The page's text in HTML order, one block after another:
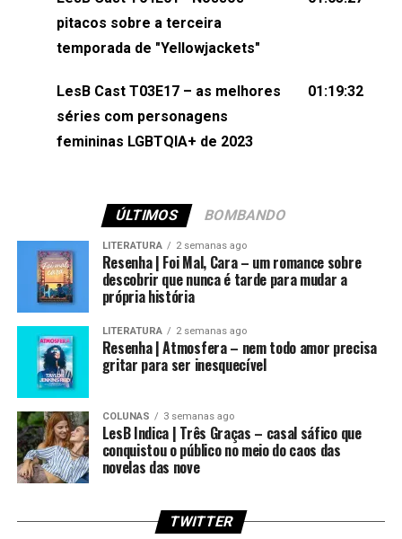
(⁠⁠⁠⁠@brunarfentanes⁠⁠⁠⁠) e Pollyelly FlorêncioEdição de
Naiady Machado
pitacos sobre a terceira
temporada de "Yellowjackets"
LesB Cast T03E17 – as melhores
séries com personagens
femininas LGBTQIA+ de 2023
01:19:32
ÚLTIMOS BOMBANDO
LITERATURA 2 semanas ago
Resenha | Foi Mal, Cara – um romance sobre
descobrir que nunca é tarde para mudar a
própria história
LITERATURA 2 semanas ago
Resenha | Atmosfera – nem todo amor precisa
gritar para ser inesquecível
COLUNAS 3 semanas ago
LesB Indica | Três Graças – casal sáfico que
conquistou o público no meio do caos das
novelas das nove
TWITTER